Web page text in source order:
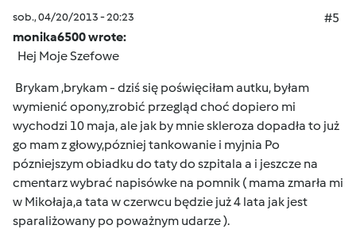
sob., 04/20/2013 - 20:23
#5
monika6500 wrote:
Hej Moje Szefowe
Brykam ,brykam - dziś się poświęciłam autku, byłam
wymienić opony,zrobić przegląd choć dopiero mi
wychodzi 10 maja, ale jak by mnie skleroza dopadła to już
go mam z głowy,pózniej tankowanie i myjnia Po
pózniejszym obiadku do taty do szpitala a i jeszcze na
cmentarz wybrać napisówke na pomnik ( mama zmarła mi
w Mikołaja,a tata w czerwcu będzie już 4 lata jak jest
sparaliżowany po poważnym udarze ).